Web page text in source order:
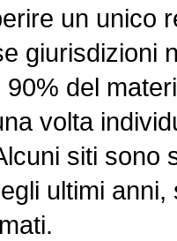
un unico
giurisdizioni
del
volta
siti sono
ultimi